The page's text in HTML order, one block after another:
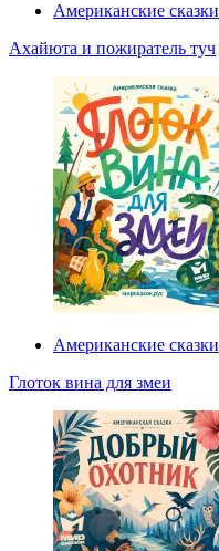
Американские сказки
Ахайюта и пожиратель туч
Американские сказки
Глоток вина для змеи